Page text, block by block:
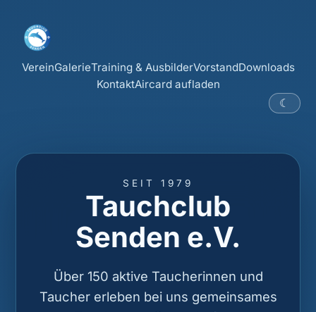
VereinGalerieTraining & AusbilderVorstandDownloads
KontaktAircard aufladen
☾
SEIT 1979
Tauchclub
Senden e.V.
Über 150 aktive Taucherinnen und
Taucher erleben bei uns gemeinsames